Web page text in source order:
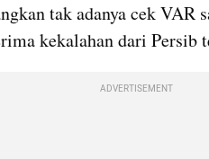
tak adanya cek VAR
kekalahan dari Persib
ADVERTISEMENT